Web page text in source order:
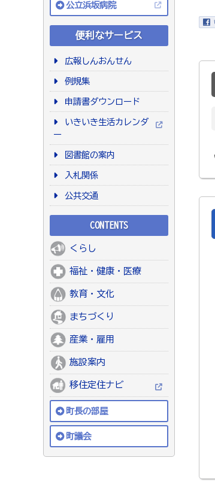
公立浜坂病院
便利なサービス
広報しんおんせん
例規集
申請書ダウンロード
いきいき生活カレンダ
ー
図書館の案内
入札関係
公共交通
CONTENTS
くらし
福祉・健康・医療
教育・文化
まちづくり
産業・雇用
施設案内
移住定住ナビ
町長の部屋
町議会